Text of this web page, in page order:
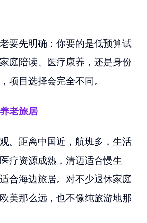
要先明确：你要的是低预算试
庭陪读、医疗康养，还是身份
项目选择会完全不同。
老旅居
。距离中国近，航班多，生活
疗资源成熟，清迈适合慢生
合海边旅居。对不少退休家庭
美那么远，也不像纯旅游地那